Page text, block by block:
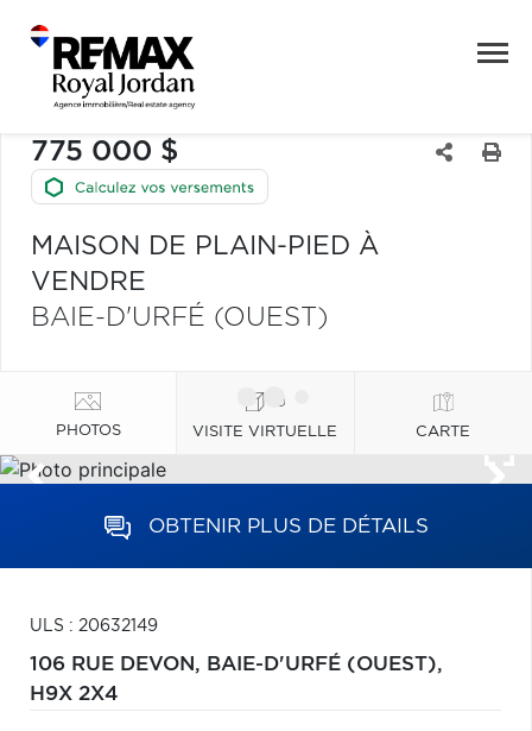
775 000 $
MAISON DE PLAIN-PIED À
VENDRE
BAIE-D'URFÉ (OUEST)
PHOTOS VISITE VIRTUELLE CARTE
OBTENIR PLUS DE DÉTAILS
ULS : 20632149
106 RUE DEVON, BAIE-D'URFÉ (OUEST),
H9X 2X4